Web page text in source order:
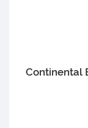
Continental